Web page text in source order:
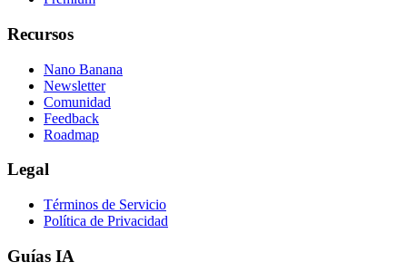
Recursos
Nano Banana
Newsletter
Comunidad
Feedback
Roadmap
Legal
Términos de Servicio
Política de Privacidad
Guías IA